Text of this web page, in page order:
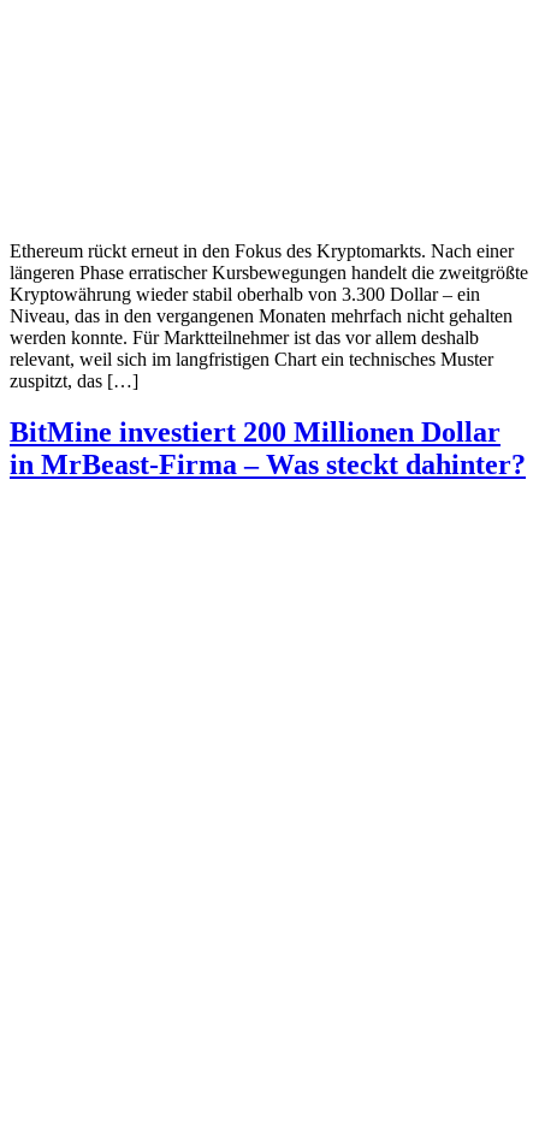
Ethereum rückt erneut in den Fokus des Kryptomarkts. Nach einer
längeren Phase erratischer Kursbewegungen handelt die zweitgrößte
Kryptowährung wieder stabil oberhalb von 3.300 Dollar – ein
Niveau, das in den vergangenen Monaten mehrfach nicht gehalten
werden konnte. Für Marktteilnehmer ist das vor allem deshalb
relevant, weil sich im langfristigen Chart ein technisches Muster
zuspitzt, das […]
BitMine investiert 200 Millionen Dollar
in MrBeast-Firma – Was steckt dahinter?